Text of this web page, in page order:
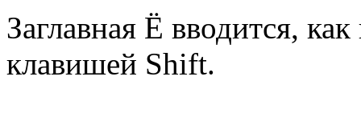
Заглавная Ё вводится,
клавишей Shift.